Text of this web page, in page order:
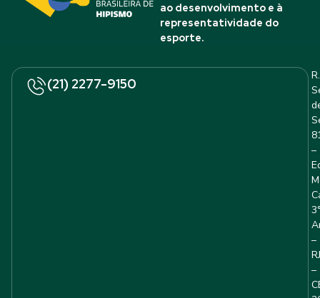
ao desenvolvimento e à
representatividade do
esporte.
(21) 2277-9150
R.
–
–
RJ
–